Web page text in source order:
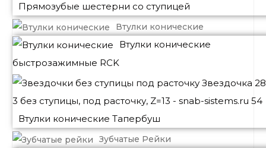
Прямозубые шестерни со ступицей
Втулки конические
Втулки конические
быстрозажимные RCK
Втулки конические Тапербуш
Зубчатые Рейки